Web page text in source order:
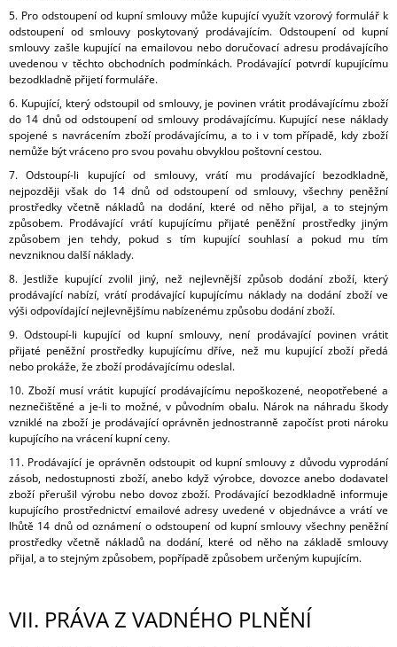
5. Pro odstoupení od kupní smlouvy může kupující využít vzorový formulář k
odstoupení od smlouvy poskytovaný prodávajícím. Odstoupení od kupní
smlouvy zašle kupující na emailovou nebo doručovací adresu prodávajícího
uvedenou v těchto obchodních podmínkách. Prodávající potvrdí kupujícímu
bezodkladně přijetí formuláře.
6. Kupující, který odstoupil od smlouvy, je povinen vrátit prodávajícímu zboží
do 14 dnů od odstoupení od smlouvy prodávajícímu. Kupující nese náklady
spojené s navrácením zboží prodávajícímu, a to i v tom případě, kdy zboží
nemůže být vráceno pro svou povahu obvyklou poštovní cestou.
7. Odstoupí-li kupující od smlouvy, vrátí mu prodávající bezodkladně,
nejpozději však do 14 dnů od odstoupení od smlouvy, všechny peněžní
prostředky včetně nákladů na dodání, které od něho přijal, a to stejným
způsobem. Prodávající vrátí kupujícímu přijaté peněžní prostředky jiným
způsobem jen tehdy, pokud s tím kupující souhlasí a pokud mu tím
nevzniknou další náklady.
8. Jestliže kupující zvolil jiný, než nejlevnější způsob dodání zboží, který
prodávající nabízí, vrátí prodávající kupujícímu náklady na dodání zboží ve
výši odpovídající nejlevnějšímu nabízenému způsobu dodání zboží.
9. Odstoupí-li kupující od kupní smlouvy, není prodávající povinen vrátit
přijaté peněžní prostředky kupujícímu dříve, než mu kupující zboží předá
nebo prokáže, že zboží prodávajícímu odeslal.
10. Zboží musí vrátit kupující prodávajícímu nepoškozené, neopotřebené a
neznečištěné a je-li to možné, v původním obalu. Nárok na náhradu škody
vzniklé na zboží je prodávající oprávněn jednostranně započíst proti nároku
kupujícího na vrácení kupní ceny.
11. Prodávající je oprávněn odstoupit od kupní smlouvy z důvodu vyprodání
zásob, nedostupnosti zboží, anebo když výrobce, dovozce anebo dodavatel
zboží přerušil výrobu nebo dovoz zboží. Prodávající bezodkladně informuje
kupujícího prostřednictví emailové adresy uvedené v objednávce a vrátí ve
lhůtě 14 dnů od oznámení o odstoupení od kupní smlouvy všechny peněžní
prostředky včetně nákladů na dodání, které od něho na základě smlouvy
přijal, a to stejným způsobem, popřípadě způsobem určeným kupujícím.
VII. PRÁVA Z VADNÉHO PLNĚNÍ